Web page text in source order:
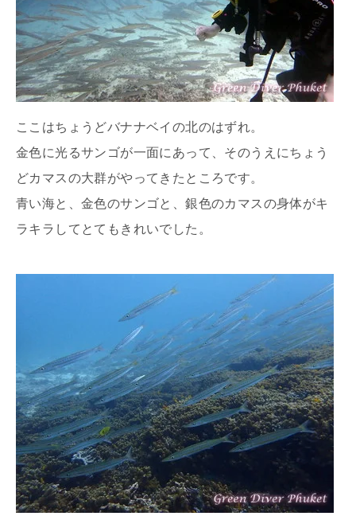
ここはちょうどバナナベイの北のはずれ。
金色に光るサンゴが一面にあって、そのうえにちょう
どカマスの大群がやってきたところです。
青い海と、金色のサンゴと、銀色のカマスの身体がキ
ラキラしてとてもきれいでした。